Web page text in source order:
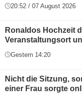
20:52 / 07 August 2026
Ronaldos Hochzeit
Veranstaltungsort
Gestern 14:20
Nicht die Sitzung,
einer Frau sorgte